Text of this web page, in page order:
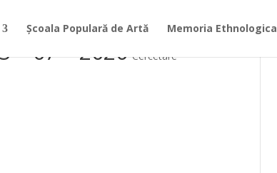
Școala Populară de Artă Memoria Ethnologica
– 07 – 2020 Cercetare